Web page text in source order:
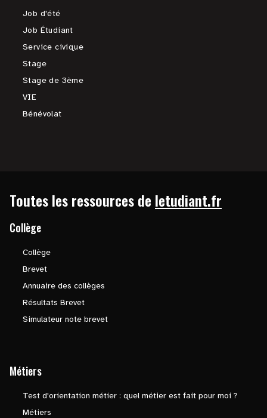
Job d'été
Job Étudiant
Service civique
Stage
Stage de 3ème
VIE
Bénévolat
Toutes les ressources de letudiant.fr
Collège
Collège
Brevet
Annuaire des collèges
Résultats Brevet
Simulateur note brevet
Métiers
Test d'orientation métier : quel métier est fait pour moi ?
Métiers